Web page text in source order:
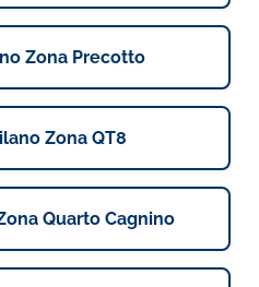
Zona Precotto
Zona QT8
Quarto Cagnino